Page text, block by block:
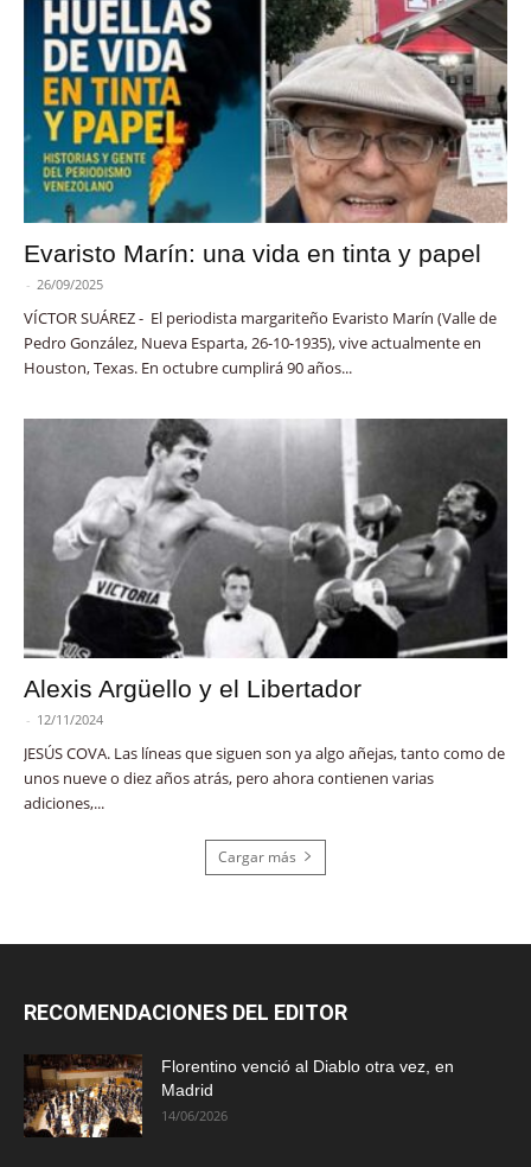
Evaristo Marín: una vida en tinta y papel
- 26/09/2025
VÍCTOR SUÁREZ - El periodista margariteño Evaristo Marín (Valle de
Pedro González, Nueva Esparta, 26-10-1935), vive actualmente en
Houston, Texas. En octubre cumplirá 90 años...
Alexis Argüello y el Libertador
- 12/11/2024
JESÚS COVA. Las líneas que siguen son ya algo añejas, tanto como de
unos nueve o diez años atrás, pero ahora contienen varias
adiciones,...
Cargar más
RECOMENDACIONES DEL EDITOR
Florentino venció al Diablo otra vez, en
Madrid
14/06/2026